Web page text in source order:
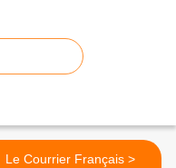
Le Courrier Français >